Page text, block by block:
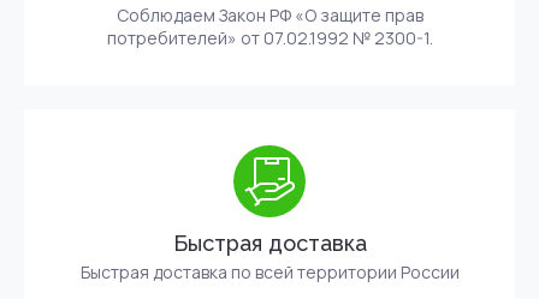
Соблюдаем Закон РФ «О защите прав
потребителей» от 07.02.1992 № 2300-1.
Быстрая доставка
Быстрая доставка по всей территории России